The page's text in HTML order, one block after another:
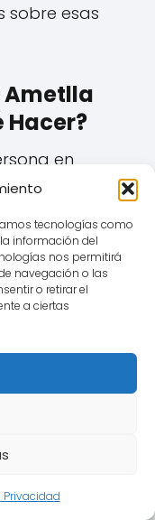
tecnologías como
información del
nos permitirá
navegación o las
o retirar el
a ciertas
Privacidad
sobre esas
Ametlla
Hacer?
en
tenga o
de las
qué índice
y qué
sobre él en
firma en la